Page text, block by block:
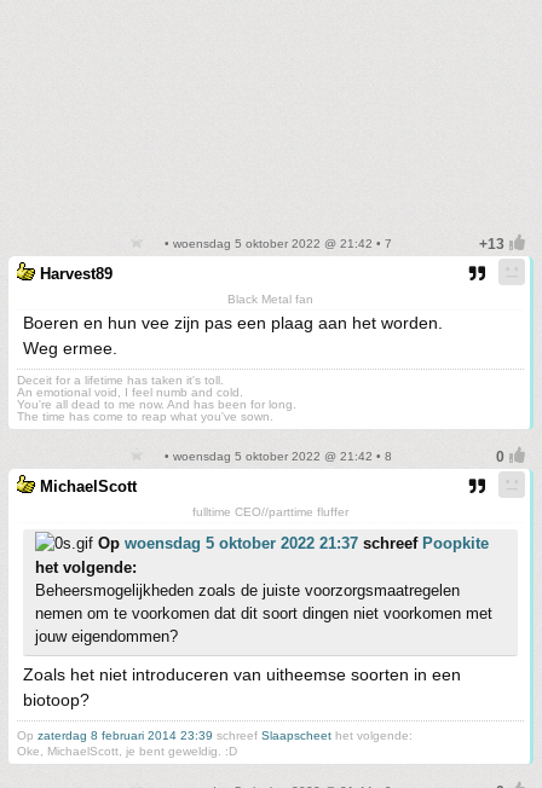
• woensdag 5 oktober 2022 @ 21:42 • 7
Harvest89
Black Metal fan
Boeren en hun vee zijn pas een plaag aan het worden.
Weg ermee.
Deceit for a lifetime has taken it's toll.
An emotional void, I feel numb and cold.
You're all dead to me now. And has been for long.
The time has come to reap what you've sown.
• woensdag 5 oktober 2022 @ 21:42 • 8
MichaelScott
fulltime CEO//parttime fluffer
Op woensdag 5 oktober 2022 21:37 schreef Poopkite
het volgende:
Beheersmogelijkheden zoals de juiste voorzorgsmaatregelen
nemen om te voorkomen dat dit soort dingen niet voorkomen met
jouw eigendommen?
Zoals het niet introduceren van uitheemse soorten in een
biotoop?
Op zaterdag 8 februari 2014 23:39 schreef Slaapscheet het volgende:
Oke, MichaelScott, je bent geweldig. :D